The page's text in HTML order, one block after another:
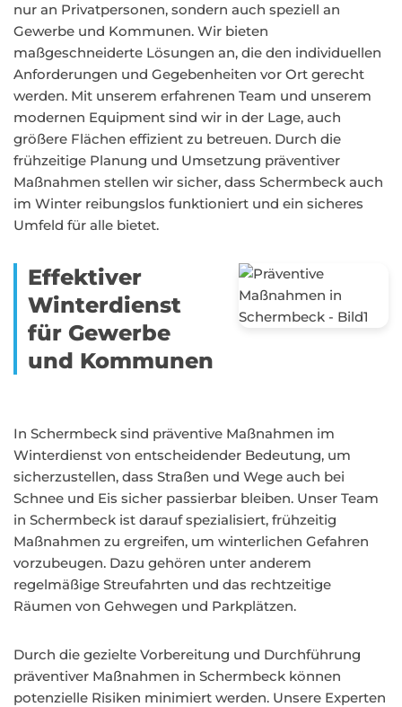
nur an Privatpersonen, sondern auch speziell an
Gewerbe und Kommunen. Wir bieten
maßgeschneiderte Lösungen an, die den individuellen
Anforderungen und Gegebenheiten vor Ort gerecht
werden. Mit unserem erfahrenen Team und unserem
modernen Equipment sind wir in der Lage, auch
größere Flächen effizient zu betreuen. Durch die
frühzeitige Planung und Umsetzung präventiver
Maßnahmen stellen wir sicher, dass Schermbeck auch
im Winter reibungslos funktioniert und ein sicheres
Umfeld für alle bietet.
Effektiver
Winterdienst
für Gewerbe
und Kommunen
In Schermbeck sind präventive Maßnahmen im
Winterdienst von entscheidender Bedeutung, um
sicherzustellen, dass Straßen und Wege auch bei
Schnee und Eis sicher passierbar bleiben. Unser Team
in Schermbeck ist darauf spezialisiert, frühzeitig
Maßnahmen zu ergreifen, um winterlichen Gefahren
vorzubeugen. Dazu gehören unter anderem
regelmäßige Streufahrten und das rechtzeitige
Räumen von Gehwegen und Parkplätzen.
Durch die gezielte Vorbereitung und Durchführung
präventiver Maßnahmen in Schermbeck können
potenzielle Risiken minimiert werden. Unsere Experten